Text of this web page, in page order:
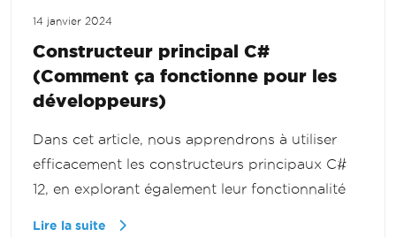
14 janvier 2024
Constructeur principal C#
(Comment ça fonctionne pour les
développeurs)
Dans cet article, nous apprendrons à utiliser
efficacement les constructeurs principaux C#
12, en explorant également leur fonctionnalité
Lire la suite